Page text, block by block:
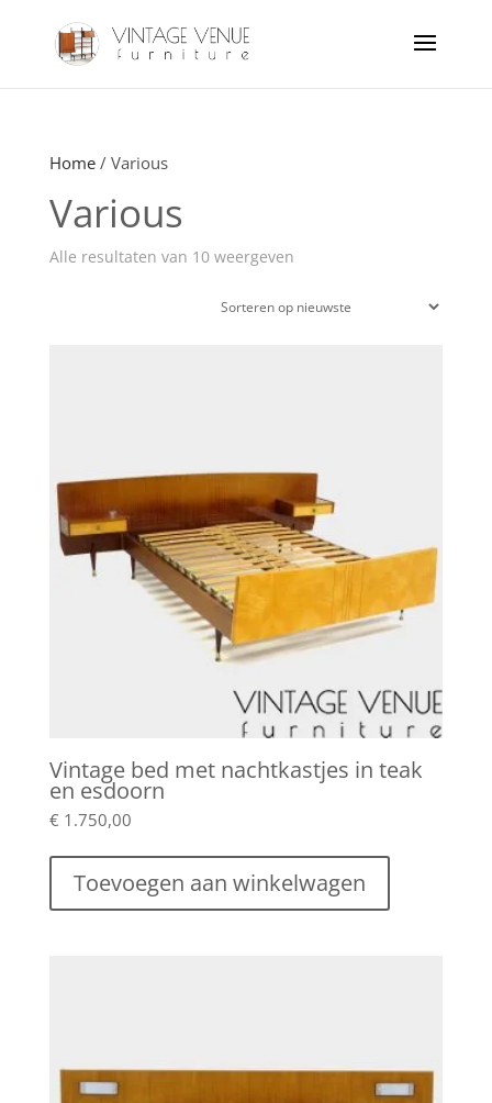
Home/ Various
Various
Alle resultaten van 10 weergevenGesorteerd
laatst
Vintage bed met nachtkastjes in teak
en esdoorn
€ 1.750,00
Toevoegen aan winkelwagen